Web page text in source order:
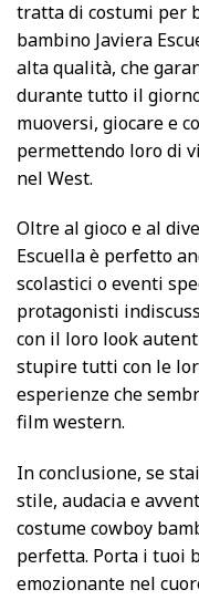
tratta di costumi per
bambino Javiera
alta qualità, che
durante tutto il
muoversi, giocare e
permettendo loro di
nel West.
Oltre al gioco e al
Escuella è perfetto
scolastici o eventi
protagonisti
con il loro look
stupire tutti con le
esperienze che
film western.
In conclusione, se
stile, audacia e
costume cowboy
perfetta. Porta i tuoi
emozionante nel